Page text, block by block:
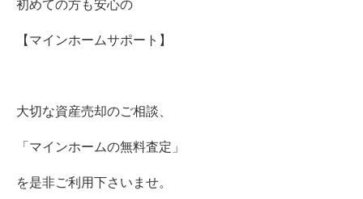
初めての方も安心の
【マインホームサポート】
大切な資産売却のご相談、
「マインホームの無料査定」
を是非ご利用下さいませ。